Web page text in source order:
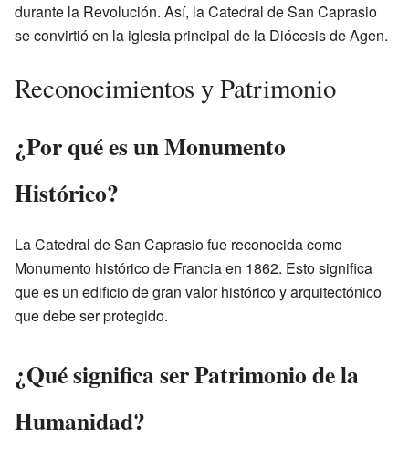
durante la Revolución. Así, la Catedral de San Caprasio
se convirtió en la iglesia principal de la Diócesis de Agen.
Reconocimientos y Patrimonio
¿Por qué es un Monumento
Histórico?
La Catedral de San Caprasio fue reconocida como
Monumento histórico de Francia en 1862. Esto significa
que es un edificio de gran valor histórico y arquitectónico
que debe ser protegido.
¿Qué significa ser Patrimonio de la
Humanidad?